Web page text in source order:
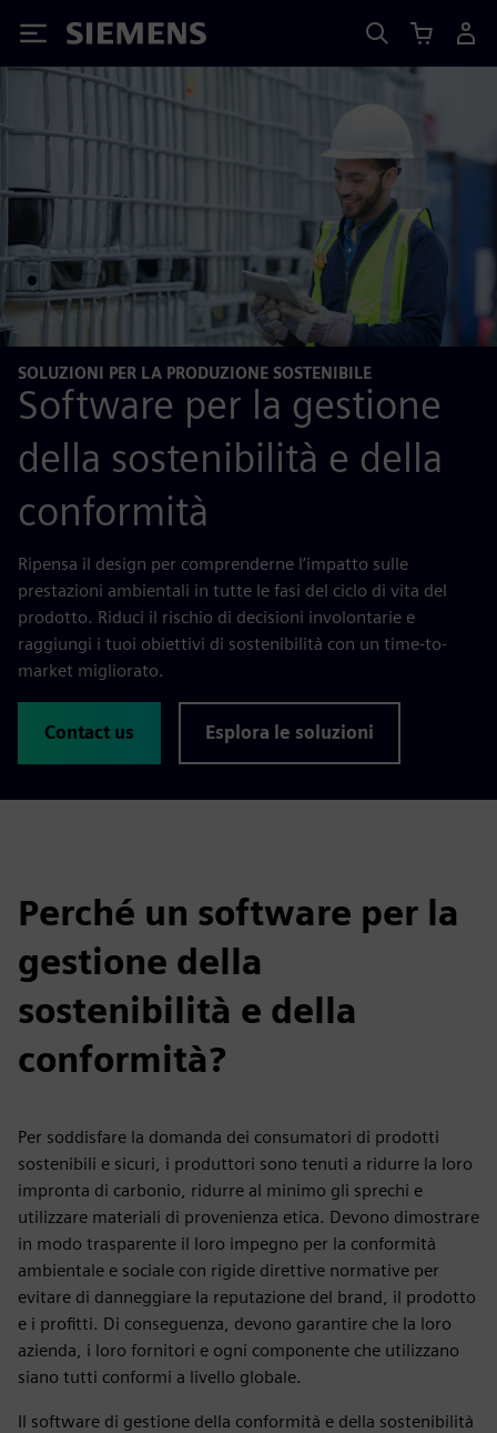
Siemens
SOLUZIONI PER LA PRODUZIONE SOSTENIBILE
Software per la gestione
della sostenibilità e della
conformità
Ripensa il design per comprenderne l’impatto sulle
prestazioni ambientali in tutte le fasi del ciclo di vita del
prodotto. Riduci il rischio di decisioni involontarie e
raggiungi i tuoi obiettivi di sostenibilità con un time-to-
market migliorato.
Contact us Esplora le soluzioni
Perché un software per la
gestione della
sostenibilità e della
conformità?
Per soddisfare la domanda dei consumatori di prodotti
sostenibili e sicuri, i produttori sono tenuti a ridurre la loro
impronta di carbonio, ridurre al minimo gli sprechi e
utilizzare materiali di provenienza etica. Devono dimostrare
in modo trasparente il loro impegno per la conformità
ambientale e sociale con rigide direttive normative per
evitare di danneggiare la reputazione del brand, il prodotto
e i profitti. Di conseguenza, devono garantire che la loro
azienda, i loro fornitori e ogni componente che utilizzano
siano tutti conformi a livello globale.
Il software di gestione della conformità e della sostenibilità